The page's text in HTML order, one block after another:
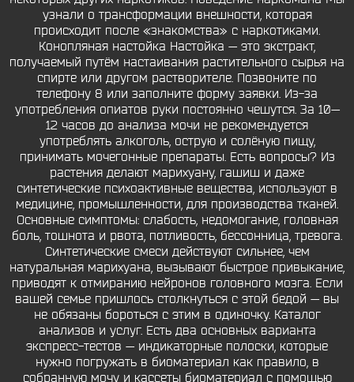
узнали о трансформации внешности, которая
происходит после «знакомства» с наркотиками.
Конопляная настойка Настойка — это экстракт,
получаемый путём настаивания растительного сырья на
спирте или другом растворителе. Позвоните по
телефону 8 или заполните форму заявки. Из-за
употребления опиатов руки постоянно чешутся. За 10—
12 часов до анализа мочи не рекомендуется
употреблять алкоголь, острую и солёную пищу,
принимать мочегонные препараты. Есть вопросы? Из
растения делают марихуану, гашиш и даже
синтетические психоактивные вещества, используют в
медицине, промышленности, для производства тканей.
Основные симптомы: слабость, недомогание, головная
боль, тошнота и рвота, потливость, бессонница, тревога.
Синтетические смеси действуют сильнее, чем
натуральная марихуана, вызывают быстрое привыкание,
приводят к отмиранию нейронов головного мозга. Если
вашей семье пришлось столкнуться с этой бедой — вы
не обязаны бороться с этим в одиночку. Каталог
анализов и услуг. Есть два основных варианта
экспресс-тестов — индикаторные полоски, которые
нужно погружать в биоматериал как правило, в
собранную мочу и кассеты биоматериал с помощью